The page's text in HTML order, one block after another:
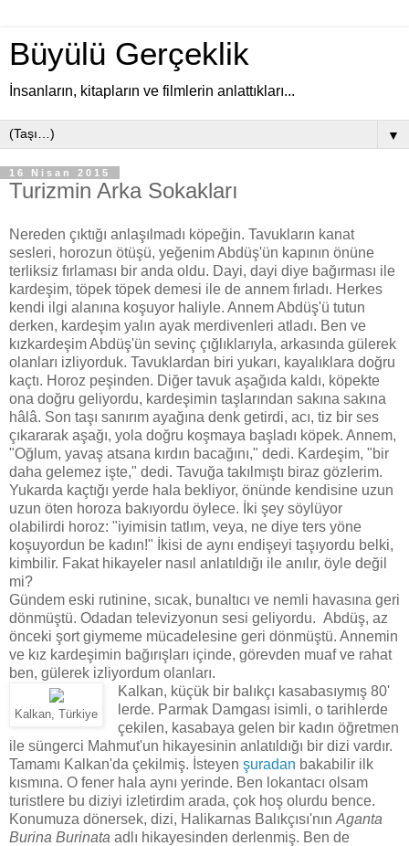
Büyülü Gerçeklik
İnsanların, kitapların ve filmlerin anlattıkları...
▼
16 Nisan 2015
Turizmin Arka Sokakları
Nereden çıktığı anlaşılmadı köpeğin. Tavukların kanat
sesleri, horozun ötüşü, yeğenim Abdüş'ün kapının önüne
terliksiz fırlaması bir anda oldu. Dayi, dayi diye bağırması ile
kardeşim, töpek töpek demesi ile de annem fırladı. Herkes
kendi ilgi alanına koşuyor haliyle. Annem Abdüş'ü tutun
derken, kardeşim yalın ayak merdivenleri atladı. Ben ve
kızkardeşim Abdüş'ün sevinç çığlıklarıyla, arkasında gülerek
olanları izliyorduk. Tavuklardan biri yukarı, kayalıklara doğru
kaçtı. Horoz peşinden. Diğer tavuk aşağıda kaldı, köpekte
ona doğru geliyordu, kardeşimin taşlarından sakına sakına
hâlâ. Son taşı sanırım ayağına denk getirdi, acı, tiz bir ses
çıkararak aşağı, yola doğru koşmaya başladı köpek. Annem,
"Oğlum, yavaş atsana kırdın bacağını," dedi. Kardeşim, "bir
daha gelemez işte," dedi. Tavuğa takılmıştı biraz gözlerim.
Yukarda kaçtığı yerde hala bekliyor, önünde kendisine uzun
uzun öten horoza bakıyordu öylece. İki şey söylüyor
olabilirdi horoz: "iyimisin tatlım, veya, ne diye ters yöne
koşuyordun be kadın!" İkisi de aynı endişeyi taşıyordu belki,
kimbilir. Fakat hikayeler nasıl anlatıldığı ile anılır, öyle değil
mi?
Gündem eski rutinine, sıcak, bunaltıcı ve nemli havasına geri
dönmüştü. Odadan televizyonun sesi geliyordu. Abdüş, az
önceki şort giymeme mücadelesine geri dönmüştü. Annemin
ve kız kardeşimin bağırışları içinde, görevden muaf ve rahat
ben, gülerek izliyordum olanları.
Kalkan, Türkiye
Kalkan, küçük bir balıkçı kasabasıymış 80'
lerde. Parmak Damgası isimli, o tarihlerde
çekilen, kasabaya gelen bir kadın öğretmen
ile süngerci Mahmut'un hikayesinin anlatıldığı bir dizi vardır.
Tamamı Kalkan'da çekilmiş. İsteyen şuradan bakabilir ilk
kısmına. O fener hala aynı yerinde. Ben lokantacı olsam
turistlere bu diziyi izletirdim arada, çok hoş olurdu bence.
Konumuza dönersek, dizi, Halikarnas Balıkçısı'nın Aganta
Burina Burinata adlı hikayesinden derlenmiş. Ben de